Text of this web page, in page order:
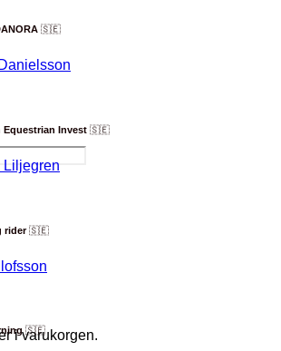
i varukorgen.
🇸🇪
Equestrian Invest 🇸🇪
Liljegren
rider🇸🇪
🇸🇪